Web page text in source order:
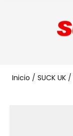
Inicio / SUCK UK /